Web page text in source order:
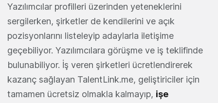
Yazılımcılar profilleri üzerinden yeteneklerini
sergilerken, şirketler de kendilerini ve açık
pozisyonlarını listeleyip adaylarla iletişime
geçebiliyor. Yazılımcılara görüşme ve iş teklifinde
bulunabiliyor. İş veren şirketleri ücretlendirerek
kazanç sağlayan TalentLink.me, geliştiriciler için
tamamen ücretsiz olmakla kalmayıp, işe